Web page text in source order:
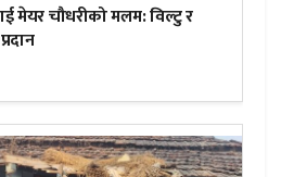
मेयर चौधरीको मलम: विल्टु र